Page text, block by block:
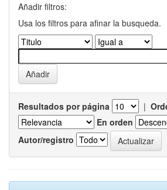
Añadir filtros:
Usa los filtros para afinar la busqueda.
Resultados por página |
En orden
Autor/registro